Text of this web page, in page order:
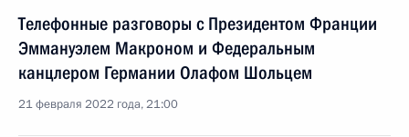
Телефонные разговоры с Президентом Франции
Эммануэлем Макроном и Федеральным
канцлером Германии Олафом Шольцем
21 февраля 2022 года, 21:00